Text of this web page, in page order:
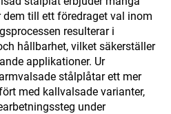
till ett föredraget val inom
resulterar i
hållbarhet, vilket säkerställer
applikationer. Ur
stålplåtar ett mer
med kallvalsade varianter,
under